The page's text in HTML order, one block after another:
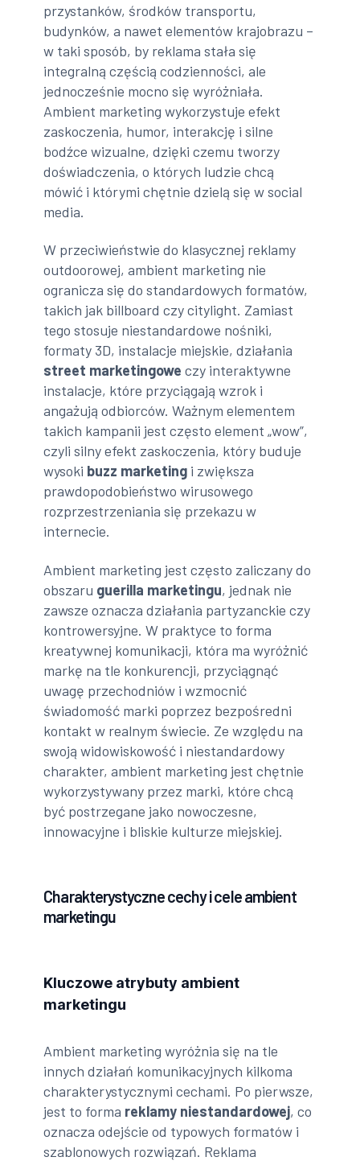
przystanków, środków transportu,
budynków, a nawet elementów krajobrazu –
w taki sposób, by reklama stała się
integralną częścią codzienności, ale
jednocześnie mocno się wyróżniała.
Ambient marketing wykorzystuje efekt
zaskoczenia, humor, interakcję i silne
bodźce wizualne, dzięki czemu tworzy
doświadczenia, o których ludzie chcą
mówić i którymi chętnie dzielą się w social
media.
W przeciwieństwie do klasycznej reklamy
outdoorowej, ambient marketing nie
ogranicza się do standardowych formatów,
takich jak billboard czy citylight. Zamiast
tego stosuje niestandardowe nośniki,
formaty 3D, instalacje miejskie, działania
street marketingowe czy interaktywne
instalacje, które przyciągają wzrok i
angażują odbiorców. Ważnym elementem
takich kampanii jest często element „wow”,
czyli silny efekt zaskoczenia, który buduje
wysoki buzz marketing i zwiększa
prawdopodobieństwo wirusowego
rozprzestrzeniania się przekazu w
internecie.
Ambient marketing jest często zaliczany do
obszaru guerilla marketingu, jednak nie
zawsze oznacza działania partyzanckie czy
kontrowersyjne. W praktyce to forma
kreatywnej komunikacji, która ma wyróżnić
markę na tle konkurencji, przyciągnąć
uwagę przechodniów i wzmocnić
świadomość marki poprzez bezpośredni
kontakt w realnym świecie. Ze względu na
swoją widowiskowość i niestandardowy
charakter, ambient marketing jest chętnie
wykorzystywany przez marki, które chcą
być postrzegane jako nowoczesne,
innowacyjne i bliskie kulturze miejskiej.
Charakterystyczne cechy i cele ambient
marketingu
Kluczowe atrybuty ambient
marketingu
Ambient marketing wyróżnia się na tle
innych działań komunikacyjnych kilkoma
charakterystycznymi cechami. Po pierwsze,
jest to forma reklamy niestandardowej, co
oznacza odejście od typowych formatów i
szablonowych rozwiązań. Reklama